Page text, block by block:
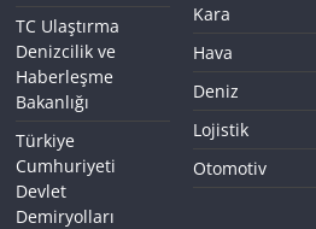
TC Ulaştırma
Denizcilik ve
Haberleşme
Bakanlığı
Türkiye
Cumhuriyeti
Devlet
Demiryolları
Kara
Hava
Deniz
Lojistik
Otomotiv